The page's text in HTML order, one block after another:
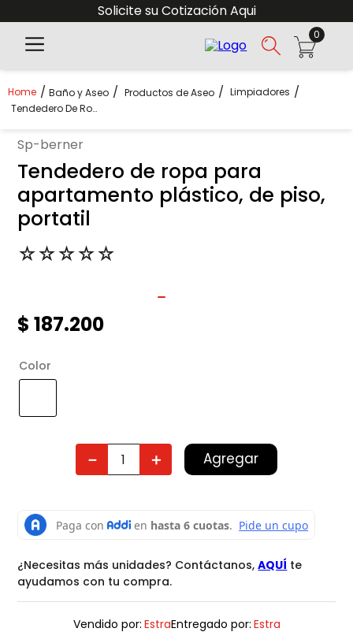
Solicite su Cotización Aqui
0
Baño y Aseo Productos de Aseo
Limpiadores
Tendedero De Ropa Para Apartamento Plástico, De Piso, Portatil
sp-berner
Tendedero de ropa para
apartamento plástico, de piso,
portatil
☆☆☆☆☆
$ 187.200
Color
＋
－ Agregar
¿Necesitas más unidades? Contáctanos,AQUÍ te
ayudamos con tu compra.
Vendido por: EstraEntregado por: Estra